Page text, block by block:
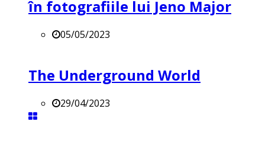
în fotografiile lui Jeno Major
05/05/2023
The Underground World
29/04/2023